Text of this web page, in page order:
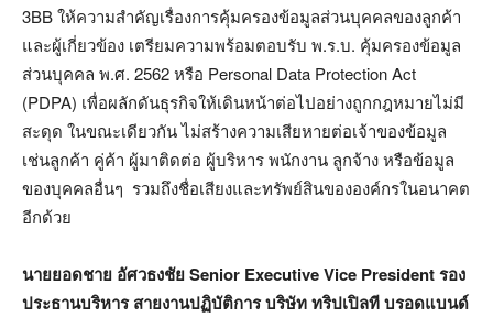
3BB ให้ความสำคัญเรื่องการคุ้มครองข้อมูลส่วนบุคคลของลูกค้า
และผู้เกี่ยวข้อง เตรียมความพร้อมตอบรับ พ.ร.บ. คุ้มครองข้อมูล
ส่วนบุคคล พ.ศ. 2562 หรือ Personal Data Protection Act
(PDPA) เพื่อผลักดันธุรกิจให้เดินหน้าต่อไปอย่างถูกกฎหมายไม่มี
สะดุด ในขณะเดียวกัน ไม่สร้างความเสียหายต่อเจ้าของข้อมูล
เช่นลูกค้า คู่ค้า ผู้มาติดต่อ ผู้บริหาร พนักงาน ลูกจ้าง หรือข้อมูล
ของบุคคลอื่นๆ รวมถึงชื่อเสียงและทรัพย์สินขององค์กรในอนาคต
อีกด้วย
นายยอดชาย อัศวธงชัยSenior Executive Vice Presidentรอง
ประธานบริหาร สายงานปฏิบัติการ บริษัท ทริปเปิลที บรอดแบนด์